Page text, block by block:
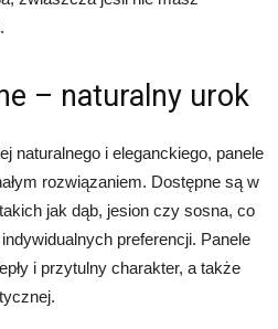
– naturalny urok
naturalnego i eleganckiego, panele
rozwiązaniem. Dostępne są w
jak dąb, jesion czy sosna, co
preferencji. Panele
i przytulny charakter, a także